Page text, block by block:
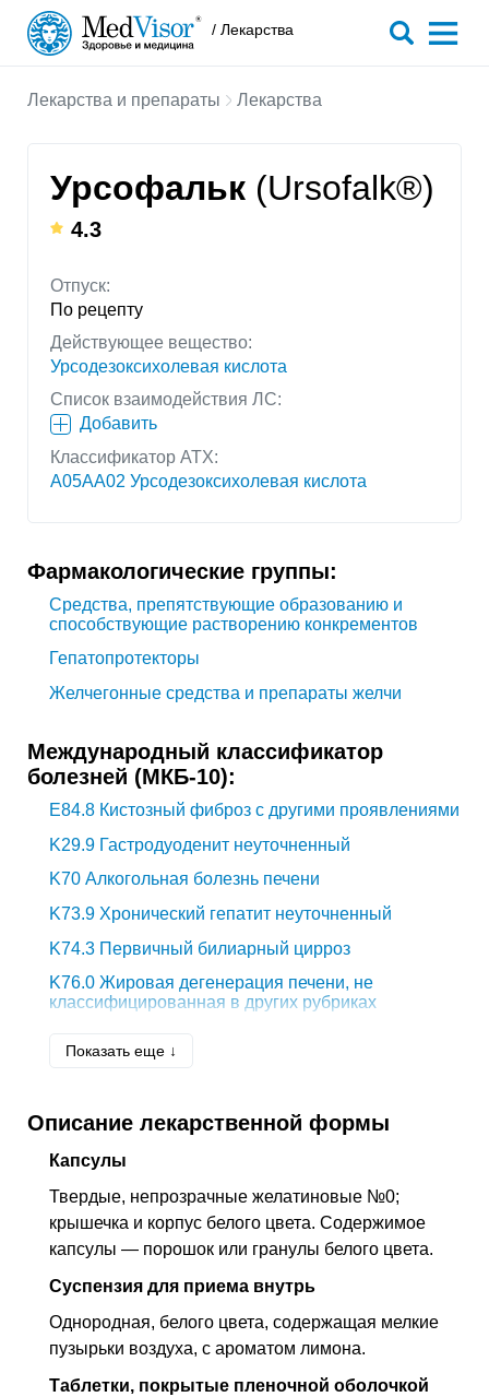
/ Лекарства
Лекарства и препараты Лекарства
Урсофальк (Ursofalk®)
4.3
Отпуск:
По рецепту
Действующее вещество:
Урсодезоксихолевая кислота
Список взаимодействия ЛС:
Добавить
Классификатор АТХ:
A05AA02 Урсодезоксихолевая кислота
Фармакологические группы:
Средства, препятствующие образованию и
способствующие растворению конкрементов
Гепатопротекторы
Желчегонные средства и препараты желчи
Международный классификатор
болезней (МКБ-10):
E84.8 Кистозный фиброз с другими проявлениями
K29.9 Гастродуоденит неуточненный
K70 Алкогольная болезнь печени
K73.9 Хронический гепатит неуточненный
K74.3 Первичный билиарный цирроз
K76.0 Жировая дегенерация печени, не
классифицированная в других рубриках
Показать еще ↓
Описание лекарственной формы
Капсулы
Твердые, непрозрачные желатиновые №0;
крышечка и корпус белого цвета. Содержимое
капсулы — порошок или гранулы белого цвета.
Суспензия для приема внутрь
Однородная, белого цвета, содержащая мелкие
пузырьки воздуха, с ароматом лимона.
Таблетки, покрытые пленочной оболочкой